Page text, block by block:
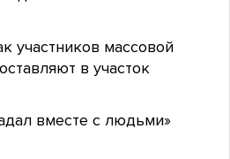
участников массовой
в участок
вместе с людьми»